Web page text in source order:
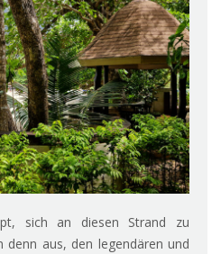
sich an diesen Strand zu
denn aus, den legendären und